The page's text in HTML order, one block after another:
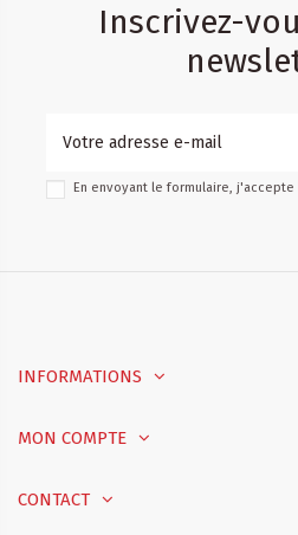
Inscrivez-
En envoyant le formulaire, j'accepte
INFORMATIONS
MON COMPTE
CONTACT